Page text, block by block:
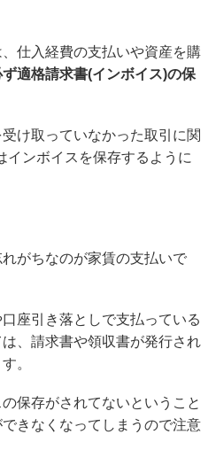
仕入経費の支払いや資産を購
適格請求書(インボイス)の保
け取っていなかった取引に関
インボイスを保存するように
がちなのが家賃の支払いで
座引き落としで支払っている
、請求書や領収書が発行され
。
保存がされてないということ
きなくなってしまうので注意